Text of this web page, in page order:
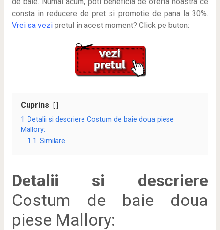
consta in reducere de pret si promotie de pana la 30%.
Vrei sa vezi pretul in acest moment? Click pe buton:
Cuprins
1
Detalii si descriere Costum de baie doua piese
Mallory:
1.1 Similare
Detalii si descriere
Costum de baie doua
piese Mallory: